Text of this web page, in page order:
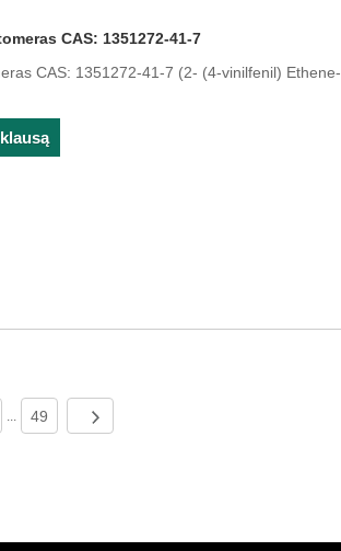
CAS: 1351272-41-7
CAS: 1351272-41-7 (2- (4-vinilfenil)
... 49